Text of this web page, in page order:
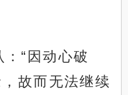
“因动心破
故而无法继续